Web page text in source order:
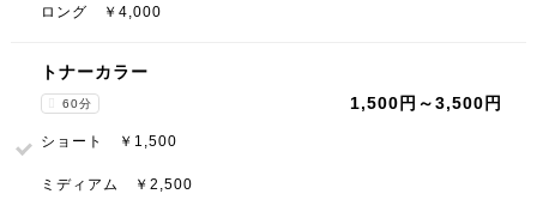
ロング ￥4,000
トナーカラー
60分 1,500円～3,500円
ショート ￥1,500
ミディアム ￥2,500